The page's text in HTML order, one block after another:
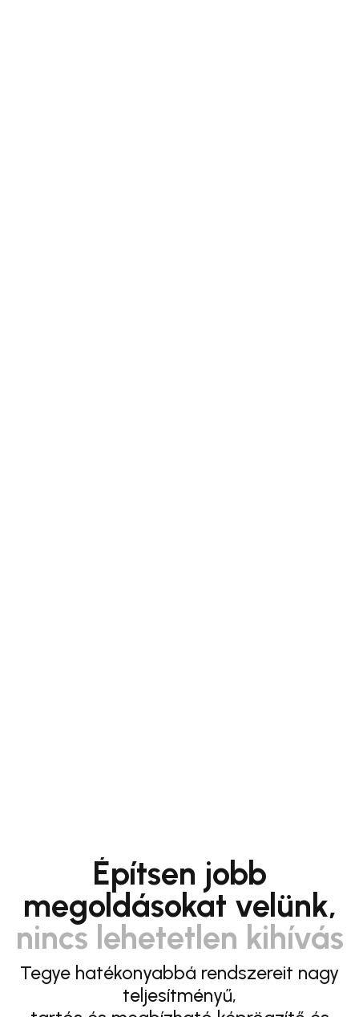
Építsen jobb
megoldásokat velünk,
nincs lehetetlen kihívás
Tegye hatékonyabbá rendszereit nagy
teljesítményű,